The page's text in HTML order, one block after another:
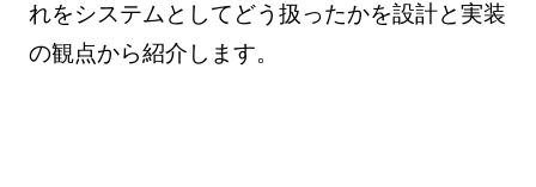
れをシステムとしてどう扱ったかを設計と実装
の観点から紹介します。